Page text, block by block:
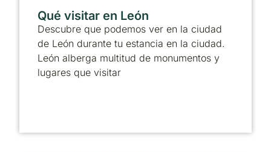
Qué visitar en León
Descubre que podemos ver en la ciudad
de León durante tu estancia en la ciudad.
León alberga multitud de monumentos y
lugares que visitar